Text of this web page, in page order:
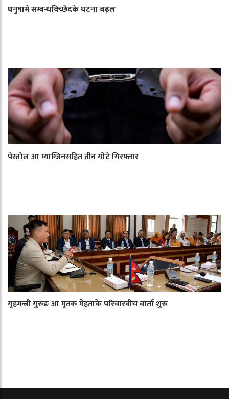
धनुषामे सम्बन्धविच्छेदके घटना बढ़ल
पेस्तोल आ म्याग्जिनसहित तीन गोटे गिरफ्तार
गृहमन्त्री गुरुङ आ मृतक मेहताके परिवारबीच वार्ता शुरू